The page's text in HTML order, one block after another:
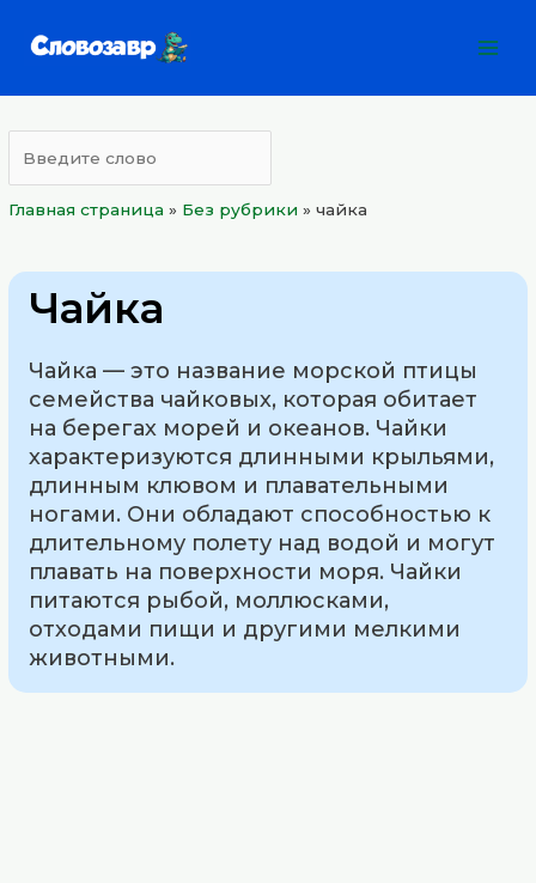
Главная страница » Без рубрики »чайка
Чайка
Чайка — это название морской птицы
семейства чайковых, которая обитает
на берегах морей и океанов. Чайки
характеризуются длинными крыльями,
длинным клювом и плавательными
ногами. Они обладают способностью к
длительному полету над водой и могут
плавать на поверхности моря. Чайки
питаются рыбой, моллюсками,
отходами пищи и другими мелкими
животными.